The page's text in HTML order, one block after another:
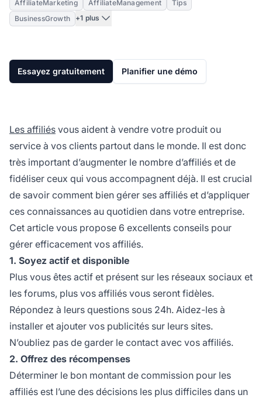
AffiliateMarketing AffiliateManagement
Tips
BusinessGrowth
+1 plus
Essayez gratuitement Planifier une démo
Les affiliés vous aident à vendre votre produit ou
service à vos clients partout dans le monde. Il est donc
très important d’augmenter le nombre d’affiliés et de
fidéliser ceux qui vous accompagnent déjà. Il est crucial
de savoir comment bien gérer ses affiliés et d’appliquer
ces connaissances au quotidien dans votre entreprise.
Cet article vous propose 6 excellents conseils pour
gérer efficacement vos affiliés.
1. Soyez actif et disponible
Plus vous êtes actif et présent sur les réseaux sociaux et
les forums, plus vos affiliés vous seront fidèles.
Répondez à leurs questions sous 24h. Aidez-les à
installer et ajouter vos publicités sur leurs sites.
N’oubliez pas de garder le contact avec vos affiliés.
2. Offrez des récompenses
Déterminer le bon montant de commission pour les
affiliés est l’une des décisions les plus difficiles dans un